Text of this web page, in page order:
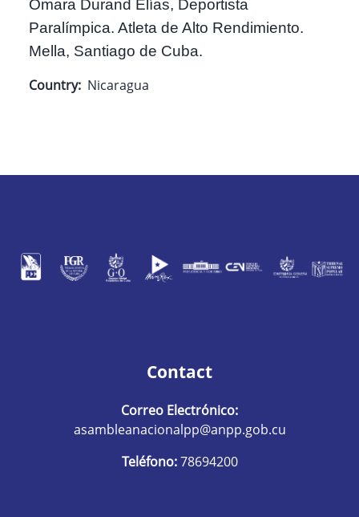
Omara Durand Elías, Deportista
Paralímpica. Atleta de Alto Rendimiento.
Mella, Santiago de Cuba.
Country Nicaragua
Contact
Correo Electrónico:
asambleanacionalpp@anpp.gob.cu
Teléfono:78694200